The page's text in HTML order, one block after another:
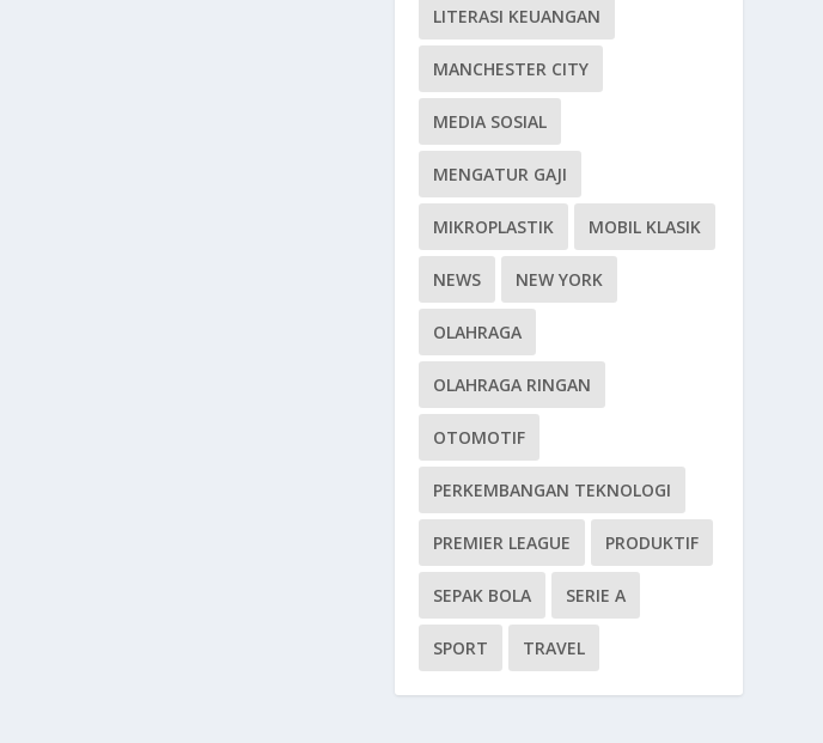
LITERASI KEUANGAN
MANCHESTER CITY
MEDIA SOSIAL
MENGATUR GAJI
MIKROPLASTIK MOBIL KLASIK
NEWS NEW YORK
OLAHRAGA
OLAHRAGA RINGAN
OTOMOTIF
PERKEMBANGAN TEKNOLOGI
PREMIER LEAGUE PRODUKTIF
SEPAK BOLA SERIE A
SPORT TRAVEL